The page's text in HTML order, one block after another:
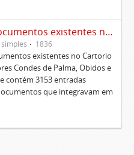
Sumário alfabético dos documentos existentes no Cartório da Ilustríssima e Excelentíssima Casa dos senhores condes de Palma, Óbidos e Sabugal
1836
existentes no Cartorio
Condes de Palma, Obidos e
contém 3153 entradas
que integravam em